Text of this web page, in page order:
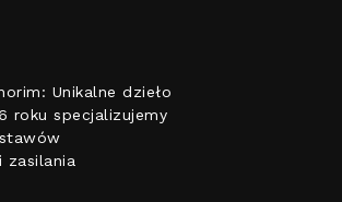
Unikalne dzieło
roku specjalizujemy
zasilania